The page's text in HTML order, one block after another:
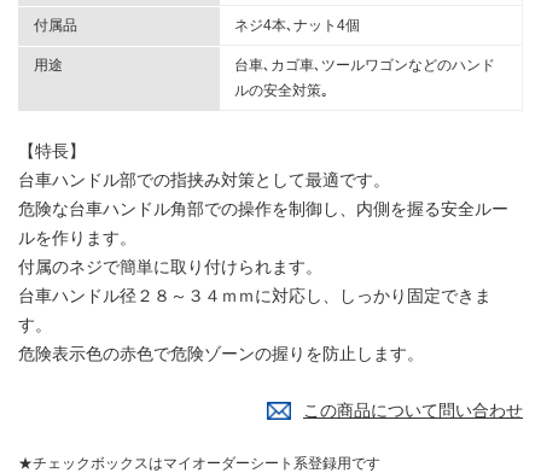
付属品 ネジ4本､ナット4個
用途
台車､カゴ車､ツールワゴンなどのハンド
ルの安全対策｡
【特長】
台車ハンドル部での指挟み対策として最適です。
危険な台車ハンドル角部での操作を制御し、内側を握る安全ルー
ルを作ります。
付属のネジで簡単に取り付けられます。
台車ハンドル径２８～３４ｍｍに対応し、しっかり固定できま
す。
危険表示色の赤色で危険ゾーンの握りを防止します。
この商品について問い合わせ
★チェックボックスはマイオーダーシート系登録用です